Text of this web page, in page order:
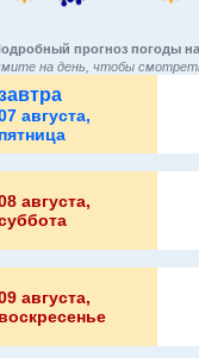
прогноз погоды
на день, чтобы
августа,
пятница
августа,
августа,
воскресенье